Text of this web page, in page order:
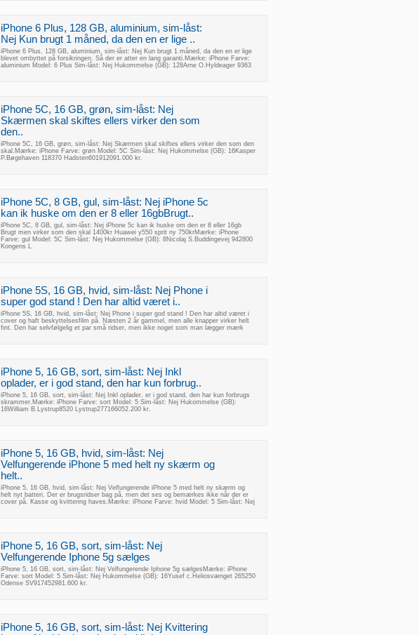
iPhone 6 Plus, 128 GB, aluminium, sim-låst:
Nej Kun brugt 1 måned, da den en er lige ..
iPhone 6 Plus, 128 GB, aluminium, sim-låst: Nej Kun brugt 1 måned, da den en er lige
blevet ombyttet på forsikringen. Så der er atter en lang garanti.Mærke: iPhone Farve:
aluminium Model: 6 Plus Sim-låst: Nej Hukommelse (GB): 128Arne O.Hyldeager 9363
iPhone 5C, 16 GB, grøn, sim-låst: Nej
Skærmen skal skiftes ellers virker den som
den..
iPhone 5C, 16 GB, grøn, sim-låst: Nej Skærmen skal skiftes ellers virker den som den
skal.Mærke: iPhone Farve: grøn Model: 5C Sim-låst: Nej Hukommelse (GB): 16Kasper
P.Bøgehaven 118370 Hadsten601912091.000 kr.
iPhone 5C, 8 GB, gul, sim-låst: Nej iPhone 5c
kan ik huske om den er 8 eller 16gbBrugt..
iPhone 5C, 8 GB, gul, sim-låst: Nej iPhone 5c kan ik huske om den er 8 eller 16gb
Brugt men virker som den skal 1400kr Huawei y550 sprit ny 750krMærke: iPhone
Farve: gul Model: 5C Sim-låst: Nej Hukommelse (GB): 8Nicolaj S.Buddingevej 942800
Kongens L
iPhone 5S, 16 GB, hvid, sim-låst: Nej Phone i
super god stand ! Den har altid været i..
iPhone 5S, 16 GB, hvid, sim-låst: Nej Phone i super god stand ! Den har altid været i
cover og haft beskyttelsesfilm på. Næsten 2 år gammel, men alle knapper virker helt
fint. Den har selvfølgelig et par små ridser, men ikke noget som man lægger mærk
iPhone 5, 16 GB, sort, sim-låst: Nej Inkl
oplader, er i god stand, den har kun forbrug..
iPhone 5, 16 GB, sort, sim-låst: Nej Inkl oplader, er i god stand, den har kun forbrugs
skrammer.Mærke: iPhone Farve: sort Model: 5 Sim-låst: Nej Hukommelse (GB):
16William B.Lystrup8520 Lystrup277166052.200 kr.
iPhone 5, 16 GB, hvid, sim-låst: Nej
Velfungerende iPhone 5 med helt ny skærm og
helt..
iPhone 5, 16 GB, hvid, sim-låst: Nej Velfungerende iPhone 5 med helt ny skærm og
helt nyt batteri. Der er brugsridser bag på, men det ses og bemærkes ikke når der er
cover på. Kasse og kvittering haves.Mærke: iPhone Farve: hvid Model: 5 Sim-låst: Nej
iPhone 5, 16 GB, sort, sim-låst: Nej
Velfungerende Iphone 5g sælges
iPhone 5, 16 GB, sort, sim-låst: Nej Velfungerende Iphone 5g sælgesMærke: iPhone
Farve: sort Model: 5 Sim-låst: Nej Hukommelse (GB): 16Yusef c.Heliosvænget 265250
Odense SV917452981.600 kr.
iPhone 5, 16 GB, sort, sim-låst: Nej Kvittering